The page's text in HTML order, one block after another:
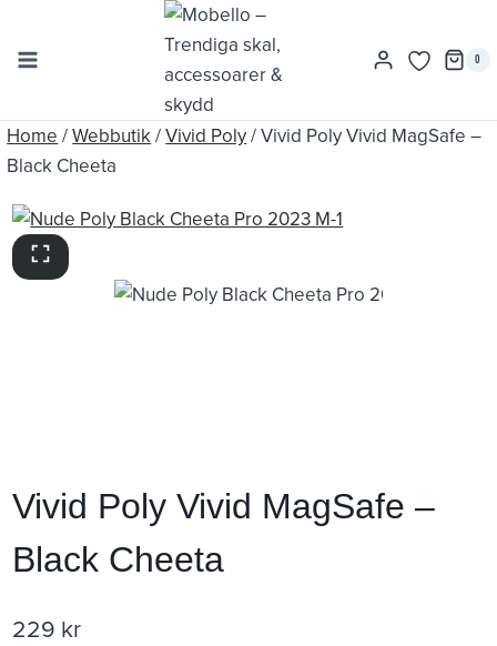
content
0
Home /Webbutik/Vivid Poly/Vivid Poly Vivid MagSafe –
Black Cheeta
Vivid Poly Vivid MagSafe –
Black Cheeta
229 kr